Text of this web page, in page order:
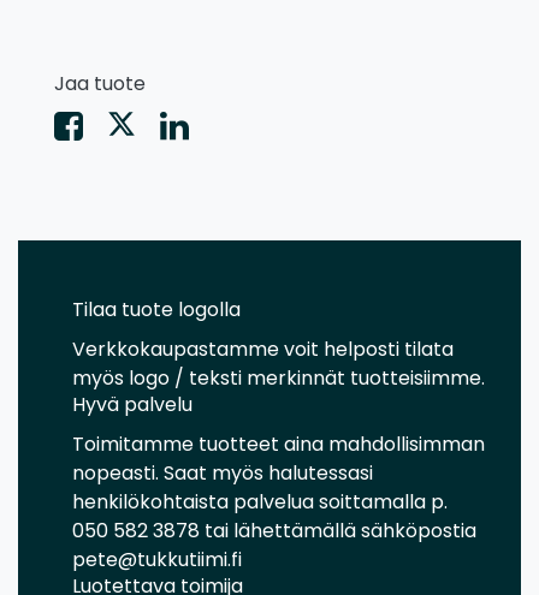
Jaa tuote
Tilaa tuote logolla
Verkkokaupastamme voit helposti tilata
myös logo / teksti merkinnät tuotteisiimme.
Hyvä palvelu
Toimitamme tuotteet aina mahdollisimman
nopeasti. Saat myös halutessasi
henkilökohtaista palvelua soittamalla p.
050 582 3878 tai lähettämällä sähköpostia
pete@tukkutiimi.fi
Luotettava toimija